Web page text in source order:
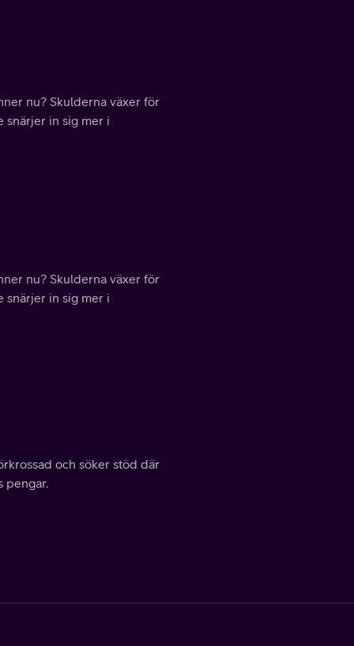
nu? Skulderna växer för
snärjer in sig mer i
nu? Skulderna växer för
snärjer in sig mer i
och söker stöd där
pengar.